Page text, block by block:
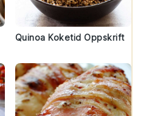
Quinoa Koketid Oppskrift